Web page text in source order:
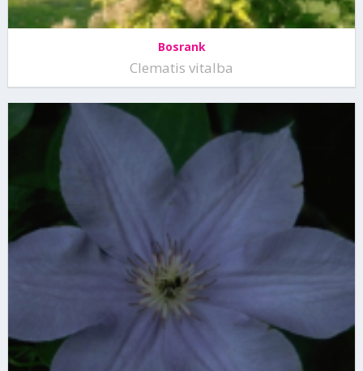
Bosrank
Clematis vitalba